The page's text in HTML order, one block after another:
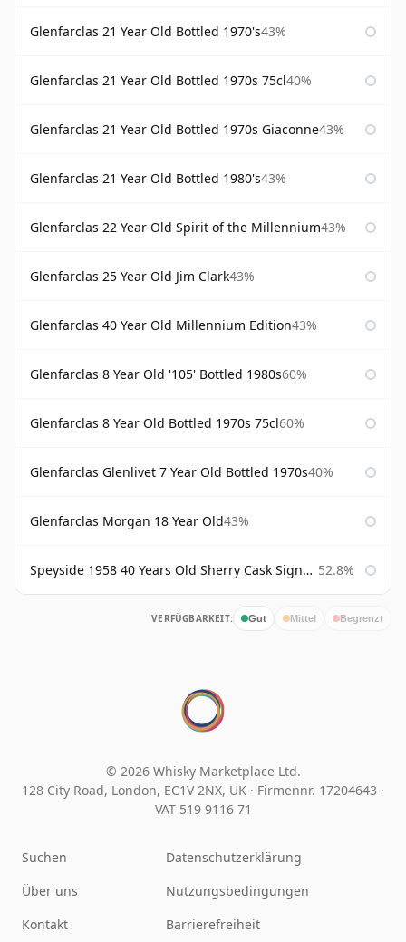
Glenfarclas 21 Year Old Bottled 1970's43%
Glenfarclas 21 Year Old Bottled 1970s 75cl40%
Glenfarclas 21 Year Old Bottled 1970s Giaconne43%
Glenfarclas 21 Year Old Bottled 1980's43%
Glenfarclas 22 Year Old Spirit of the Millennium43%
Glenfarclas 25 Year Old Jim Clark43%
Glenfarclas 40 Year Old Millennium Edition43%
Glenfarclas 8 Year Old '105' Bottled 1980s60%
Glenfarclas 8 Year Old Bottled 1970s 75cl60%
Glenfarclas Glenlivet 7 Year Old Bottled 1970s40%
Glenfarclas Morgan 18 Year Old43%
Speyside 1958 40 Years Old Sherry Cask Signatory 52.8%
VERFÜGBARKEIT: Gut Mittel Begrenzt
© 2026 Whisky Marketplace Ltd.
128 City Road, London, EC1V 2NX, UK · Firmennr. 17204643 ·
VAT 519 9116 71
Suchen
Über uns
Kontakt
Datenschutzerklärung
Nutzungsbedingungen
Barrierefreiheit